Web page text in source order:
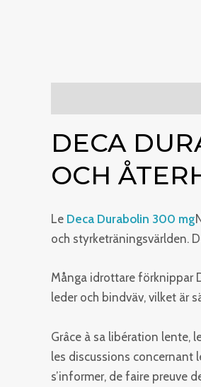
DECA
OCH
Le Deca Durabolin 300 mg
och styrketräningsvärlden.
Många idrottare förknippar
leder och bindväv, vilket är
Grâce à sa libération lente,
les discussions concernant
s’informer, de faire preuve